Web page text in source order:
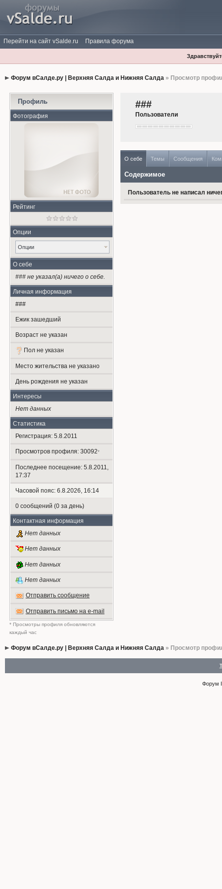
Перейти на сайт vSalde.ru Правила форума
Форум вСалде.ру | Верхняя Салда и Нижняя Салда» Просмотр
Профиль
Фотография
Рейтинг
Опции
Опции
О себе
### не указал(а) ничего о себе.
Личная информация
###
Ежик зашедший
Возраст не указан
Пол не указан
Место жительства не указано
День рождения не указан
Интересы
Нет данных
Статистика
Регистрация: 5.8.2011
Просмотров профиля: 30092*
Последнее посещение: 5.8.2011,
17:37
Часовой пояс: 6.8.2026, 16:14
0 сообщений (0 за день)
Контактная информация
Нет данных
Нет данных
Нет данных
Нет данных
Отправить сообщение
Отправить письмо на e-mail
* Просмотры профиля обновляются
каждый час
###
Пользователи
О себе Темы Сообщения
Содержимое
Пользователь не написал
Форум вСалде.ру | Верхняя Салда и Нижняя Салда» Просмотр
Форум